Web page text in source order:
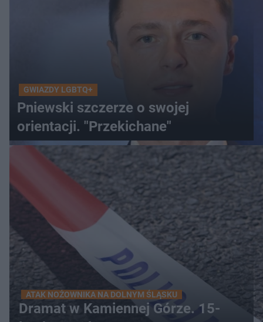
GWIAZDY LGBTQ+
Pniewski szczerze o swojej
orientacji. "Przekichane"
ATAK NOŻOWNIKA NA DOLNYM ŚLĄSKU
Dramat w Kamiennej Górze. 15-